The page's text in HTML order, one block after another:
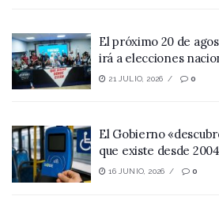
El próximo 20 de
irá a elecciones
21 JULIO, 2026 0
El Gobierno
que existe desde 2004
16 JUNIO, 2026 0